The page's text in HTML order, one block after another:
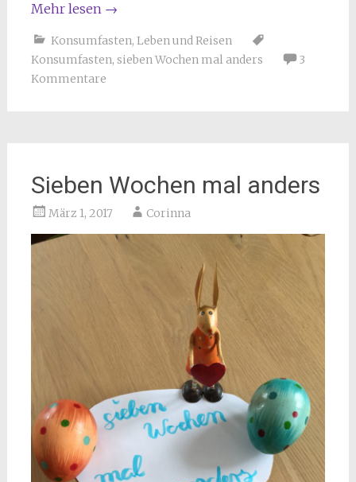
Mehr lesen →
Konsumfasten, Leben und Reisen
Konsumfasten, sieben Wochen mal anders
3
Kommentare
Sieben Wochen mal anders
März 1, 2017 Corinna